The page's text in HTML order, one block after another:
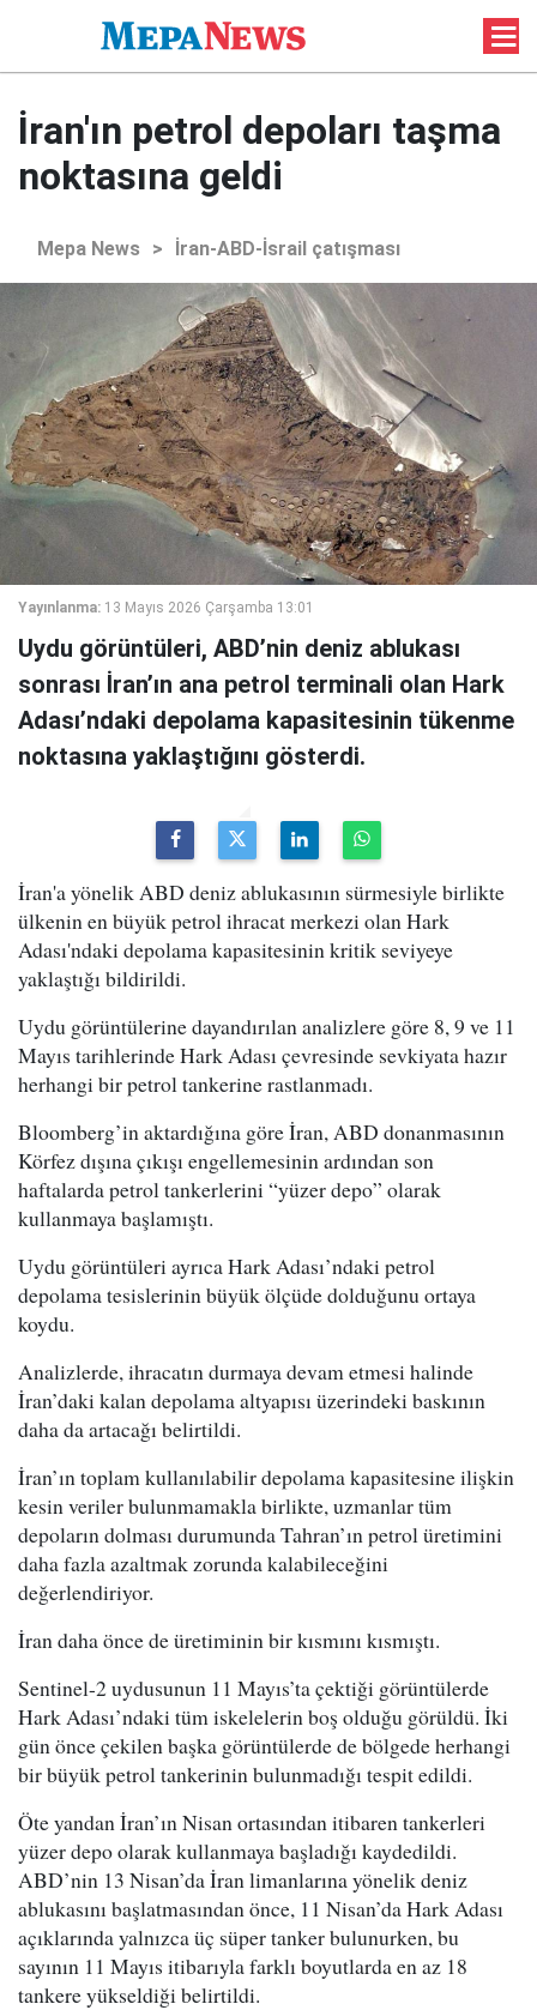
İran'ın petrol depoları taşma
noktasına geldi
Mepa News > İran-ABD-İsrail çatışması
Yayınlanma: 13 Mayıs 2026 Çarşamba 13:01
Uydu görüntüleri, ABD’nin deniz ablukası
sonrası İran’ın ana petrol terminali olan Hark
Adası’ndaki depolama kapasitesinin tükenme
noktasına yaklaştığını gösterdi.
İran'a yönelik ABD deniz ablukasının sürmesiyle birlikte
ülkenin en büyük petrol ihracat merkezi olan Hark
Adası'ndaki depolama kapasitesinin kritik seviyeye
yaklaştığı bildirildi.
Uydu görüntülerine dayandırılan analizlere göre 8, 9 ve 11
Mayıs tarihlerinde Hark Adası çevresinde sevkiyata hazır
herhangi bir petrol tankerine rastlanmadı.
Bloomberg’in aktardığına göre İran, ABD donanmasının
Körfez dışına çıkışı engellemesinin ardından son
haftalarda petrol tankerlerini “yüzer depo” olarak
kullanmaya başlamıştı.
Uydu görüntüleri ayrıca Hark Adası’ndaki petrol
depolama tesislerinin büyük ölçüde dolduğunu ortaya
koydu.
Analizlerde, ihracatın durmaya devam etmesi halinde
İran’daki kalan depolama altyapısı üzerindeki baskının
daha da artacağı belirtildi.
İran’ın toplam kullanılabilir depolama kapasitesine ilişkin
kesin veriler bulunmamakla birlikte, uzmanlar tüm
depoların dolması durumunda Tahran’ın petrol üretimini
daha fazla azaltmak zorunda kalabileceğini
değerlendiriyor.
İran daha önce de üretiminin bir kısmını kısmıştı.
Sentinel-2 uydusunun 11 Mayıs’ta çektiği görüntülerde
Hark Adası’ndaki tüm iskelelerin boş olduğu görüldü. İki
gün önce çekilen başka görüntülerde de bölgede herhangi
bir büyük petrol tankerinin bulunmadığı tespit edildi.
Öte yandan İran’ın Nisan ortasından itibaren tankerleri
yüzer depo olarak kullanmaya başladığı kaydedildi.
ABD’nin 13 Nisan’da İran limanlarına yönelik deniz
ablukasını başlatmasından önce, 11 Nisan’da Hark Adası
açıklarında yalnızca üç süper tanker bulunurken, bu
sayının 11 Mayıs itibarıyla farklı boyutlarda en az 18
tankere yükseldiği belirtildi.